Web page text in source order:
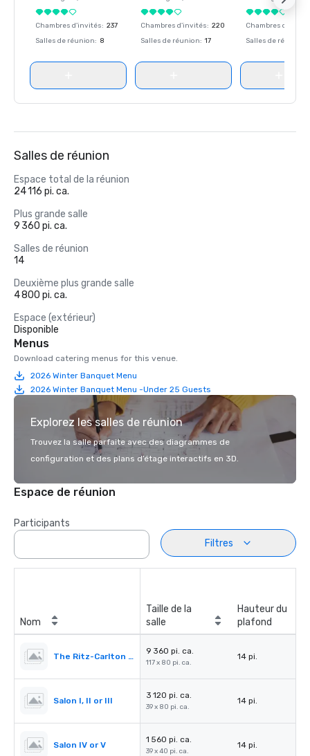
Chambres d'invités: 237
Salles de réunion: 8
Chambres d'invités: 220
Salles de réunion: 17
Chambres
Salles de réunion
Salles de réunion
Espace total de la réunion
24 116 pi. ca.
Plus grande salle
9 360 pi. ca.
Salles de réunion
14
Deuxième plus grande salle
4 800 pi. ca.
Espace (extérieur)
Disponible
Menus
Download catering menus for this venue.
2026 Winter Banquet Menu
2026 Winter Banquet Menu -Under 25 Guests
Explorez les salles de réunion
Trouvez la salle parfaite avec des diagrammes de
configuration et des plans d’étage interactifs en 3D.
Espace de réunion
Participants
Filtres
Nom
Taille de la
salle
Hauteur du
plafond
The Ritz-Carlton Ballroom
9 360 pi. ca.
117 x 80 pi. ca.
14 pi.
Salon I, II or III
3 120 pi. ca.
39 x 80 pi. ca.
14 pi.
Salon IV or V
1 560 pi. ca.
39 x 40 pi. ca.
14 pi.